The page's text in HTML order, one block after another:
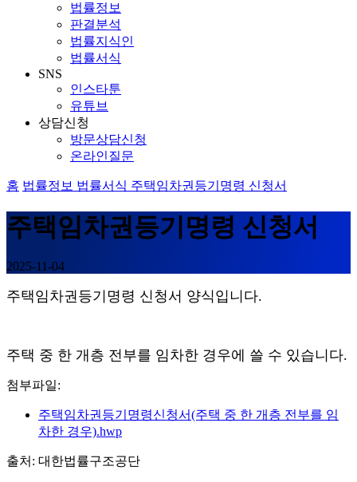
법률정보
판결분석
법률지식인
법률서식
SNS
인스타툰
유튜브
상담신청
방문상담신청
온라인질문
홈 법률정보 법률서식 주택임차권등기명령 신청서
주택임차권등기명령 신청서
2025-11-04
주택임차권등기명령 신청서 양식입니다.
주택 중 한 개층 전부를 임차한 경우에 쓸 수 있습니다.
첨부파일:
주택임차권등기명령신청서(주택 중 한 개층 전부를 임
차한 경우).hwp
출처: 대한법률구조공단